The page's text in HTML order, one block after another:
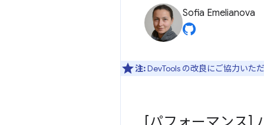
Sofia Emelianova
注:DevTools の改良にご協力いた